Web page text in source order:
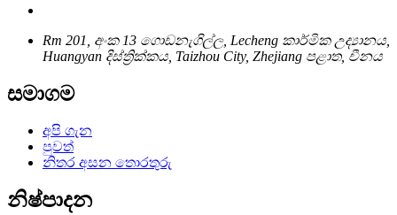
Rm 201, අංක 13 ගොඩනැගිල්ල, Lecheng කාර්මික උද්‍යානය,
Huangyan දිස්ත්‍රික්කය, Taizhou City, Zhejiang පළාත, චීනය
සමාගම
අපි ගැන
පුවත්
නිතර අසන තොරතුරු
නිෂ්පාදන